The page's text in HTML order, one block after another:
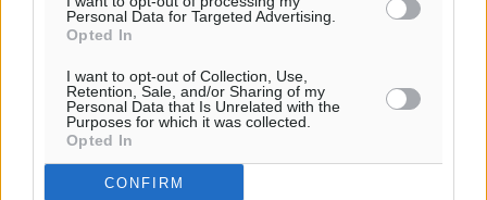
Personal Data for Targeted Advertising.
Opted In
I want to opt-out of Collection, Use,
Retention, Sale, and/or Sharing of my
Personal Data that Is Unrelated with the
Purposes for which it was collected.
Opted In
CONFIRM
Τριήμερο εξόδου: Πάνω από 129.000 επιβάτες
αναχωρούν από Πειραιά, Ραφήνα και Λαύριο
Ειδήσεις• πριν 4 ώρες